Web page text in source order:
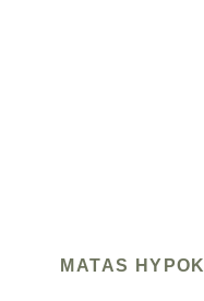
MATAS